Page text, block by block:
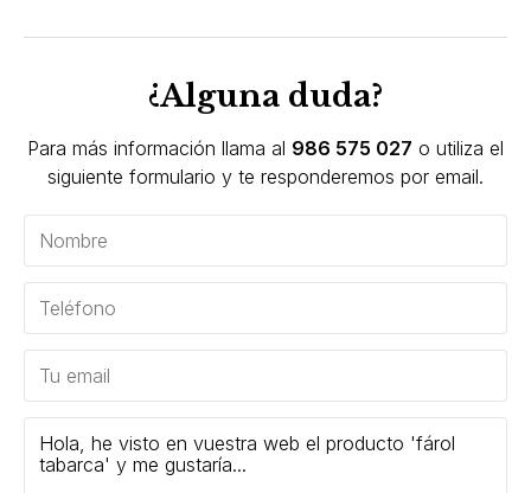
¿Alguna duda?
Para más información llama al 986 575 027 o utiliza el
siguiente formulario y te responderemos por email.